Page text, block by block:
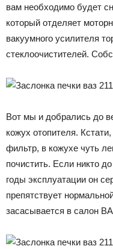
вам необходимо будет
который отделяет
вакуумного усилителя
стеклоочистителей.
Вот мы и добрались до
кожух отопителя.
фильтр, в кожухе чуть
почистить. Если никто
годы эксплуатации он
препятствует
засасывается в салон